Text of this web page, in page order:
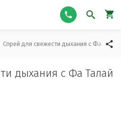
Спрей для свежести дыхания с Фа
дыхания с Фа Талай